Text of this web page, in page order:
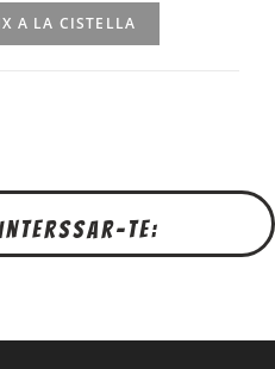
A LA CISTELLA
te: